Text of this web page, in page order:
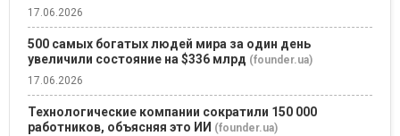
17.06.2026
500 самых богатых людей мира за один день
увеличили состояние на $336 млрд (founder.ua)
17.06.2026
Технологические компании сократили 150 000
работников, объясняя это ИИ (founder.ua)